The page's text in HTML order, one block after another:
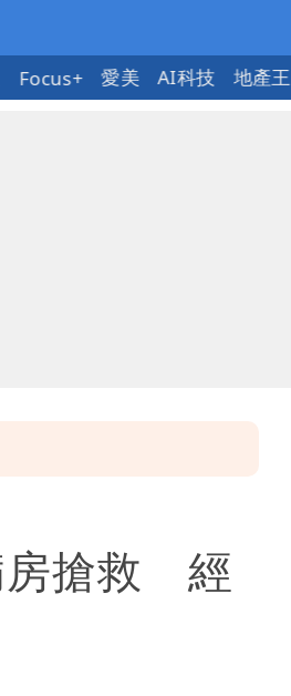
Focus+ 愛美 AI科技 地產王
房搶救 經